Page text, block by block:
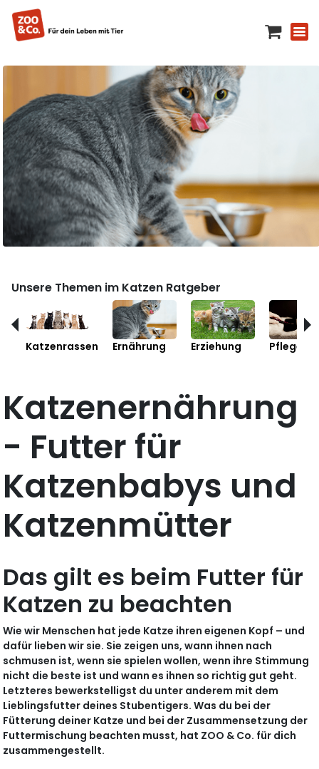
Unsere Themen im Katzen Ratgeber
Katzenrassen Ernährung Erziehung Pflege
Katzenernährung
- Futter für
Katzenbabys und
Katzenmütter
Das gilt es beim Futter für
Katzen zu beachten
Wie wir Menschen hat jede Katze ihren eigenen Kopf – und
dafür lieben wir sie. Sie zeigen uns, wann ihnen nach
schmusen ist, wenn sie spielen wollen, wenn ihre Stimmung
nicht die beste ist und wann es ihnen so richtig gut geht.
Letzteres bewerkstelligst du unter anderem mit dem
Lieblingsfutter deines Stubentigers. Was du bei der
Fütterung deiner Katze und bei der Zusammensetzung der
Futtermischung beachten musst, hat ZOO & Co. für dich
zusammengestellt.